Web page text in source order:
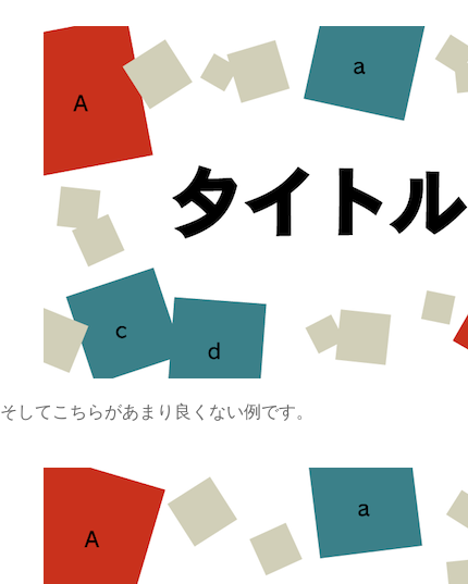
そしてこちらがあまり良くない例です。